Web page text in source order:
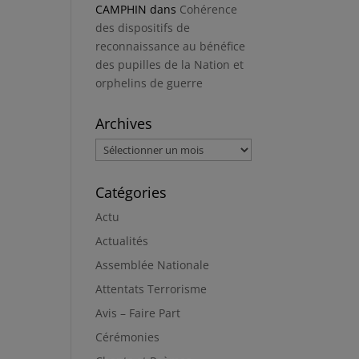
CAMPHIN dans Cohérence
des dispositifs de
reconnaissance au bénéfice
des pupilles de la Nation et
orphelins de guerre
Archives
Archives
Catégories
Actu
Actualités
Assemblée Nationale
Attentats Terrorisme
Avis – Faire Part
Cérémonies